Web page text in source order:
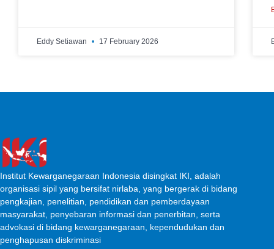
Eddy Setiawan 17 February 2026
Institut Kewarganegaraan Indonesia disingkat IKI, adalah
organisasi sipil yang bersifat nirlaba, yang bergerak di bidang
pengkajian, penelitian, pendidikan dan pemberdayaan
masyarakat, penyebaran informasi dan penerbitan, serta
advokasi di bidang kewarganegaraan, kependudukan dan
penghapusan diskriminasi